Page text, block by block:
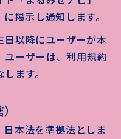
に掲示し通知します。
以降にユーザーが本
ユーザーは、利用規約
ます。
本法を準拠法としま